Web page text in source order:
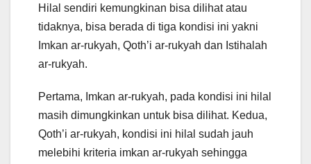
Hilal sendiri kemungkinan bisa dilihat atau
tidaknya, bisa berada di tiga kondisi ini yakni
Imkan ar-rukyah, Qoth’i ar-rukyah dan Istihalah
ar-rukyah.
Pertama, Imkan ar-rukyah, pada kondisi ini hilal
masih dimungkinkan untuk bisa dilihat. Kedua,
Qoth’i ar-rukyah, kondisi ini hilal sudah jauh
melebihi kriteria imkan ar-rukyah sehingga